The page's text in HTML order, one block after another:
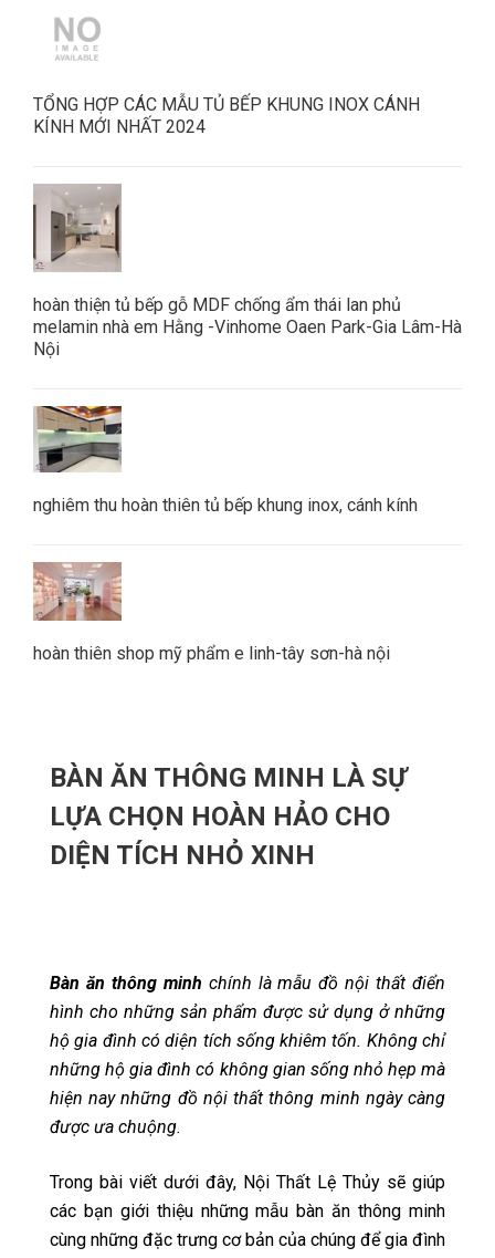
TỔNG HỢP CÁC MẪU TỦ BẾP KHUNG INOX CÁNH
KÍNH MỚI NHẤT 2024
hoàn thiện tủ bếp gỗ MDF chống ẩm thái lan phủ
melamin nhà em Hằng -Vinhome Oaen Park-Gia Lâm-Hà
Nội
nghiêm thu hoàn thiên tủ bếp khung inox, cánh kính
hoàn thiên shop mỹ phẩm e linh-tây sơn-hà nội
BÀN ĂN THÔNG MINH LÀ SỰ
LỰA CHỌN HOÀN HẢO CHO
DIỆN TÍCH NHỎ XINH
Bàn ăn thông minh chính là mẫu đồ nội thất điển
hình cho những sản phẩm được sử dụng ở những
hộ gia đình có diện tích sống khiêm tốn. Không chỉ
những hộ gia đình có không gian sống nhỏ hẹp mà
hiện nay những đồ nội thất thông minh ngày càng
được ưa chuộng.
Trong bài viết dưới đây, Nội Thất Lệ Thủy sẽ giúp
các bạn giới thiệu những mẫu bàn ăn thông minh
cùng những đặc trưng cơ bản của chúng để gia đình